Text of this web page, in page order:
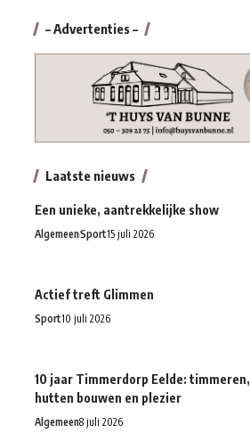
– Advertenties –
Laatste nieuws
Een unieke, aantrekkelijke show
AlgemeenSport15 juli 2026
Actief treft Glimmen
Sport10 juli 2026
10 jaar Timmerdorp Eelde: timmeren,
hutten bouwen en plezier
Algemeen8 juli 2026